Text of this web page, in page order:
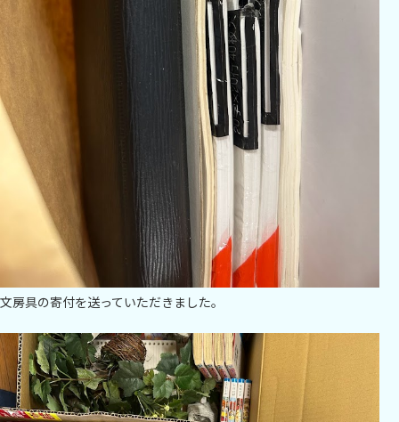
文房具の寄付を送っていただきました。